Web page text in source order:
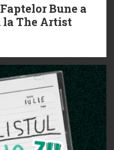
Bune a
The Artist